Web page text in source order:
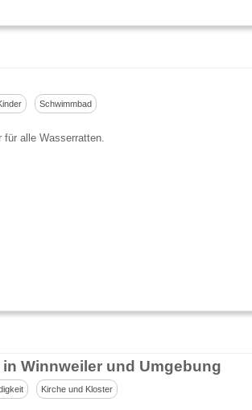
Schwimmbad
alle Wasserratten.
Winnweiler und Umgebung
Kirche und Kloster